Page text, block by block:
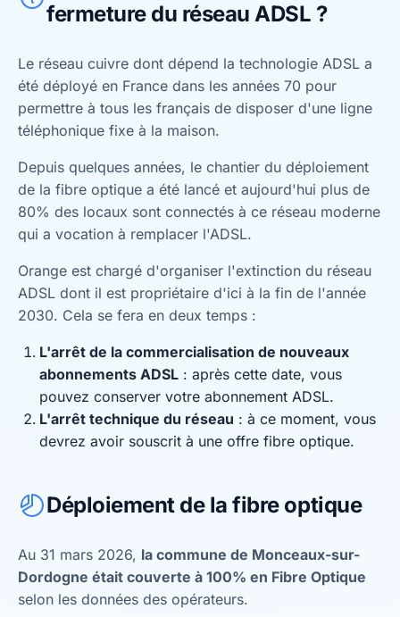
fermeture du réseau ADSL ?
Le réseau cuivre dont dépend la technologie ADSL a
été déployé en France dans les années 70 pour
permettre à tous les français de disposer d'une ligne
téléphonique fixe à la maison.
Depuis quelques années, le chantier du déploiement
de la fibre optique a été lancé et aujourd'hui plus de
80% des locaux sont connectés à ce réseau moderne
qui a vocation à remplacer l'ADSL.
Orange est chargé d'organiser l'extinction du réseau
ADSL dont il est propriétaire d'ici à la fin de l'année
2030. Cela se fera en deux temps :
L'arrêt de la commercialisation de nouveaux
abonnements ADSL : après cette date, vous
pouvez conserver votre abonnement ADSL.
L'arrêt technique du réseau : à ce moment, vous
devrez avoir souscrit à une offre fibre optique.
Déploiement de la fibre optique
Au 31 mars 2026, la commune de Monceaux-sur-
Dordogne était couverte à 100% en Fibre Optique
selon les données des opérateurs.